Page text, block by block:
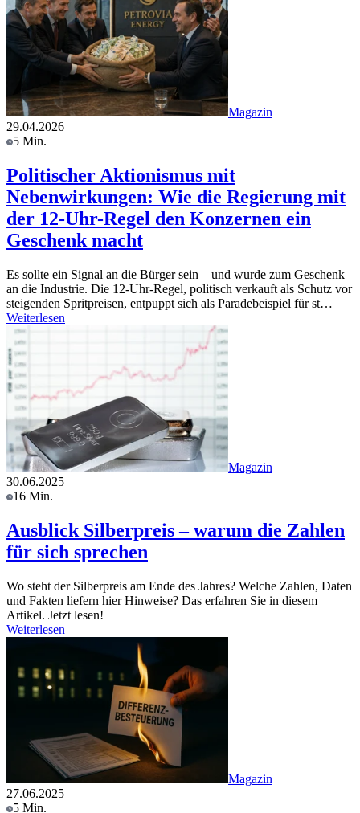
Magazin
29.04.2026
5 Min.
Politischer Aktionismus mit
Nebenwirkungen: Wie die Regierung mit
der 12-Uhr-Regel den Konzernen ein
Geschenk macht
Es sollte ein Signal an die Bürger sein – und wurde zum Geschenk
an die Industrie. Die 12-Uhr-Regel, politisch verkauft als Schutz vor
steigenden Spritpreisen, entpuppt sich als Paradebeispiel für st…
Weiterlesen
Magazin
30.06.2025
16 Min.
Ausblick Silberpreis – warum die Zahlen
für sich sprechen
Wo steht der Silberpreis am Ende des Jahres? Welche Zahlen, Daten
und Fakten liefern hier Hinweise? Das erfahren Sie in diesem
Artikel. Jetzt lesen!
Weiterlesen
Magazin
27.06.2025
5 Min.